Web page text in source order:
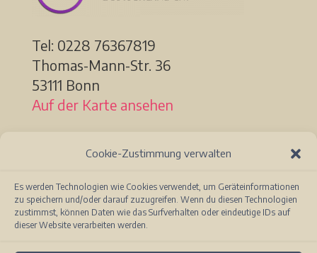
Cookie-Zustimmung verwalten
Es werden Technologien wie Cookies verwendet, um Geräteinformationen
zu speichern und/oder darauf zuzugreifen. Wenn du diesen Technologien
zustimmst, können Daten wie das Surfverhalten oder eindeutige IDs auf
dieser Website verarbeiten werden.
Tel: 0228 76367819
Thomas-Mann-Str. 36
53111 Bonn
Auf der Karte ansehen
56068 Koblenz
Auf der Karte ansehen